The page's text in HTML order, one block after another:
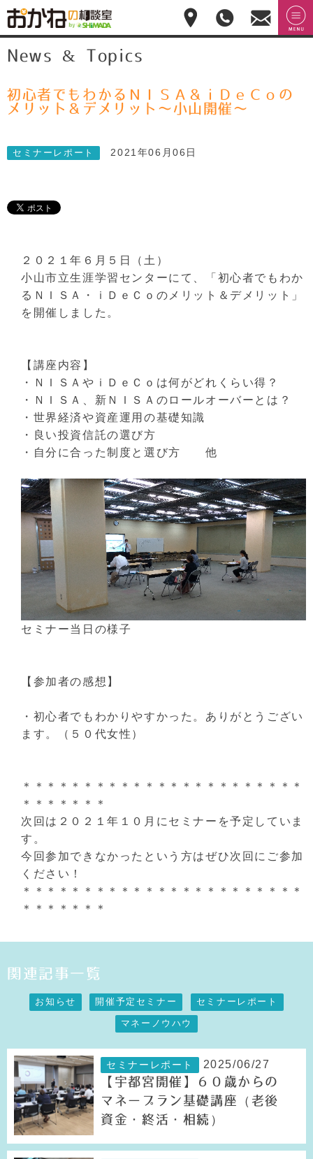
おかねの相談室 by
嶋田商事
せ
028-
908-
News & Topics
初心者でもわかるＮＩＳＡ＆ｉＤｅＣｏの
メリット＆デメリット～小山開催～
セミナーレポート 2021年06月06日
２０２１年６月５日（土）
小山市立生涯学習センターにて、「初心者でもわか
るＮＩＳＡ・ｉＤｅＣｏのメリット＆デメリット」
を開催しました。
【講座内容】
・ＮＩＳＡやｉＤｅＣｏは何がどれくらい得？
・ＮＩＳＡ、新ＮＩＳＡのロールオーバーとは？
・世界経済や資産運用の基礎知識
・良い投資信託の選び方
・自分に合った制度と選び方 他
セミナー当日の様子
【参加者の感想】
・初心者でもわかりやすかった。ありがとうござい
ます。（５０代女性）
＊＊＊＊＊＊＊＊＊＊＊＊＊＊＊＊＊＊＊＊＊＊＊
＊＊＊＊＊＊＊
次回は２０２１年１０月にセミナーを予定していま
す。
今回参加できなかったという方はぜひ次回にご参加
ください！
＊＊＊＊＊＊＊＊＊＊＊＊＊＊＊＊＊＊＊＊＊＊＊
＊＊＊＊＊＊＊
関連記事一覧
お知らせ 開催予定セミナー セミナーレポート
マネーノウハウ
セミナーレポート 2025/06/27
【宇都宮開催】６０歳からの
マネープラン基礎講座（老後
資金・終活・相続）